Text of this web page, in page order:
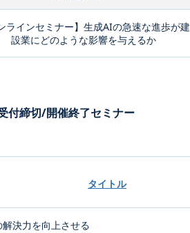
ラインセミナー】生成AIの急速な進歩が建
設業にどのような影響を与えるか
付締切/開催終了セミナー
タイトル
決力を向上させる